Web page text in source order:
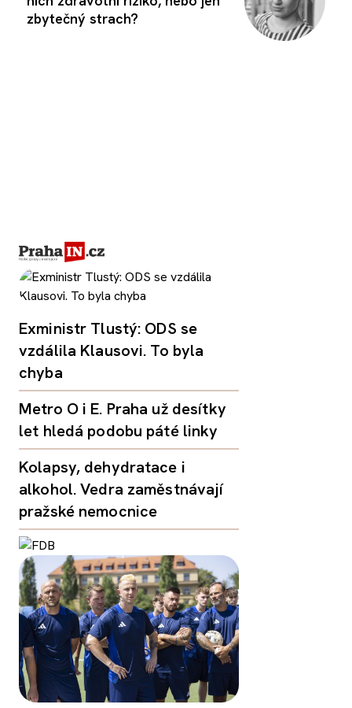
zbytečný strach?
Exministr Tlustý: ODS se
vzdálila Klausovi. To byla
chyba
Metro O i E. Praha už desítky
let hledá podobu páté linky
Kolapsy, dehydratace i
alkohol. Vedra zaměstnávají
pražské nemocnice